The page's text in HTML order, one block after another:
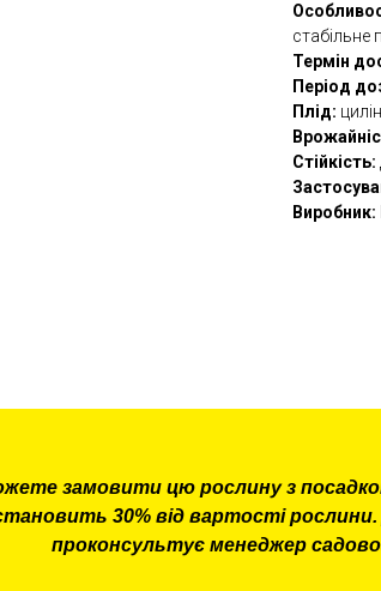
Термін
Період
Плід:
Стійкість:
Виробник:
замовити цю рослину з
30% від вартості
проконсультує менеджер